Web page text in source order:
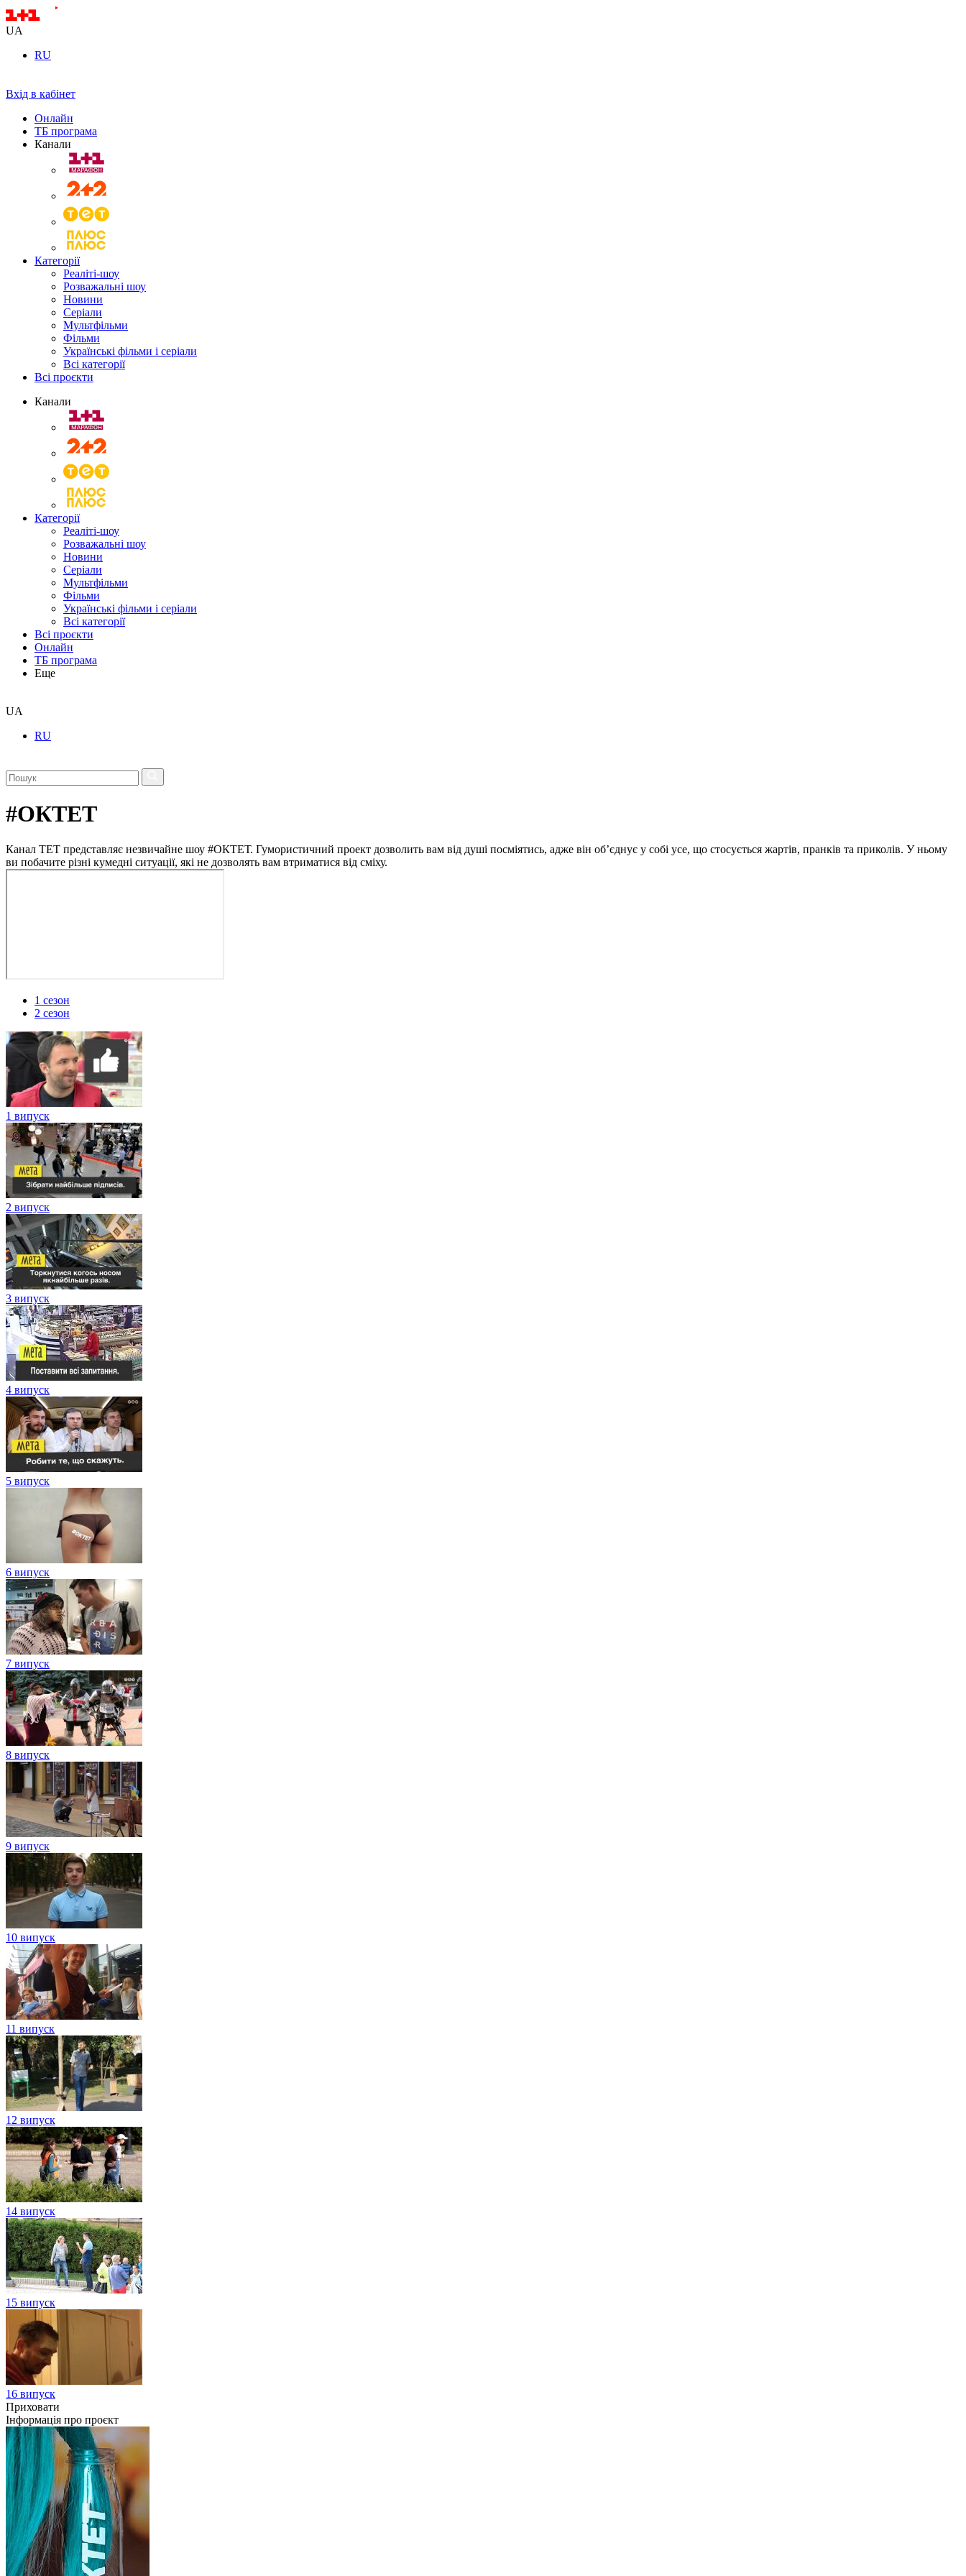
UA
RU
Вхід в кабінет
Онлайн
ТБ програма
Канали
Категорії
Реаліті-шоу
Розважальні шоу
Новини
Серіали
Мультфільми
Фільми
Українські фільми і серіали
Всі категорії
Всі проєкти
Канали
Категорії
Реаліті-шоу
Розважальні шоу
Новини
Серіали
Мультфільми
Фільми
Українські фільми і серіали
Всі категорії
Всі проєкти
Онлайн
ТБ програма
Еще
UA
RU
#ОКТЕТ
Канал ТЕТ представляє незвичайне шоу #ОКТЕТ. Гумористичний проект дозволить вам від душі посміятись, адже він об’єднує у собі усе, що стосується жартів, пранків та приколів. У ньому
ви побачите різні кумедні ситуації, які не дозволять вам втриматися від сміху.
1 сезон
2 сезон
1 випуск
2 випуск
3 випуск
4 випуск
5 випуск
6 випуск
7 випуск
8 випуск
9 випуск
10 випуск
11 випуск
12 випуск
14 випуск
15 випуск
16 випуск
Приховати
Інформація про проєкт